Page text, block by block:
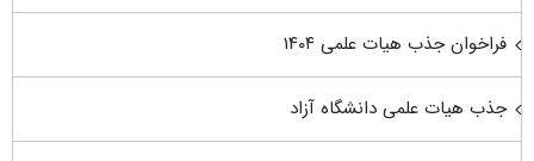
فراخوان جذب هیات علمی ۱۴۰۴
جذب هیات علمی دانشگاه آزاد